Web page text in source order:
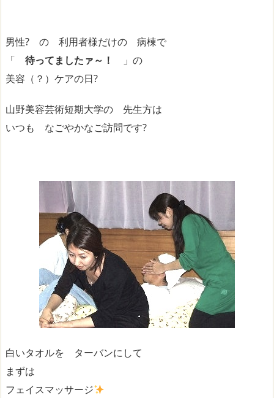
男性? の 利用者様だけの 病棟で
「 待ってましたァ～！
」の
美容（？）ケアの日?
山野美容芸術短期大学の 先生方は
いつも なごやかなご訪問です?
白いタオルを ターバンにして
まずは
フェイスマッサージ